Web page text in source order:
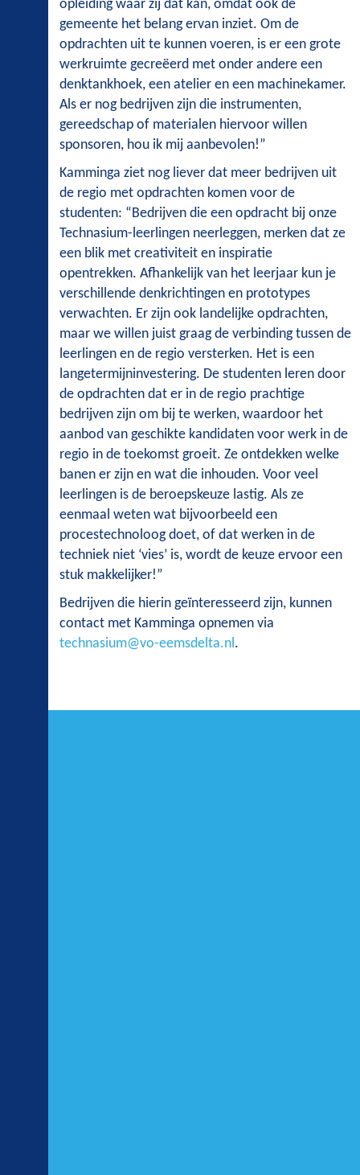
opleiding waar zij dat kan, omdat ook de
gemeente het belang ervan inziet. Om de
opdrachten uit te kunnen voeren, is er een grote
werkruimte gecreëerd met onder andere een
denktankhoek, een atelier en een machinekamer.
Als er nog bedrijven zijn die instrumenten,
gereedschap of materialen hiervoor willen
sponsoren, hou ik mij aanbevolen!”
Kamminga ziet nog liever dat meer bedrijven uit
de regio met opdrachten komen voor de
studenten: “Bedrijven die een opdracht bij onze
Technasium-leerlingen neerleggen, merken dat ze
een blik met creativiteit en inspiratie
opentrekken. Afhankelijk van het leerjaar kun je
verschillende denkrichtingen en prototypes
verwachten. Er zijn ook landelijke opdrachten,
maar we willen juist graag de verbinding tussen de
leerlingen en de regio versterken. Het is een
langetermijninvestering. De studenten leren door
de opdrachten dat er in de regio prachtige
bedrijven zijn om bij te werken, waardoor het
aanbod van geschikte kandidaten voor werk in de
regio in de toekomst groeit. Ze ontdekken welke
banen er zijn en wat die inhouden. Voor veel
leerlingen is de beroepskeuze lastig. Als ze
eenmaal weten wat bijvoorbeeld een
procestechnoloog doet, of dat werken in de
techniek niet ‘vies’ is, wordt de keuze ervoor een
stuk makkelijker!”
Bedrijven die hierin geïnteresseerd zijn, kunnen
contact met Kamminga opnemen via
technasium@vo-eemsdelta.nl.